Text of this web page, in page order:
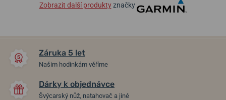
Zobrazit další produktyznačky
Záruka 5 let
Našim hodinkám věříme
Dárky k objednávce
Švýcarský nůž, natahovač a jiné